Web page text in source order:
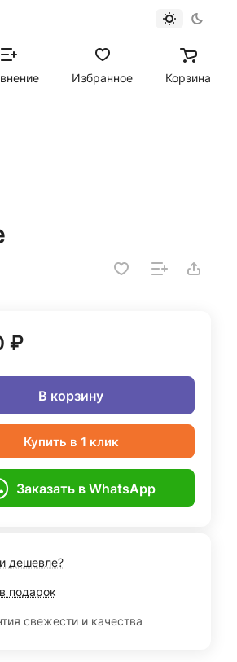
Избранное Корзина
₽
В корзину
Купить в 1 клик
Заказать в WhatsApp
дешевле?
подарок
свежести и качества